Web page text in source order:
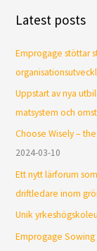
e
Latest posts
Emprogage stöttar
Uppstart av nya
matsystem och
Choose Wisely –
2024-03-10
Ett nytt lärforum
driftledare inom
Unik
Emprogage Sowing